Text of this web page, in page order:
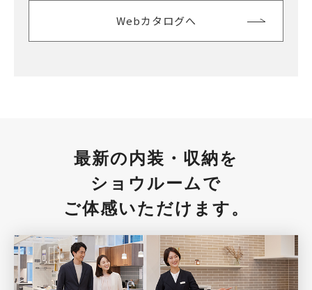
Webカタログへ
最新の内装・収納を
ショウルームで
ご体感いただけます。